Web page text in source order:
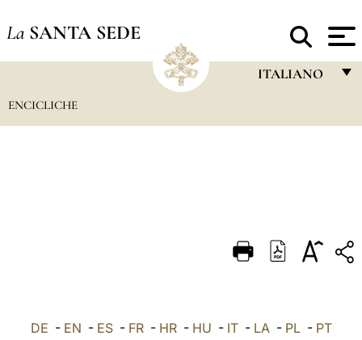
La SANTA SEDE
ITALIANO
DEUTSCH
العربيّة
ENCICLICHE
DE - EN - ES- FR- HR- HU - IT- LA- PL- PT